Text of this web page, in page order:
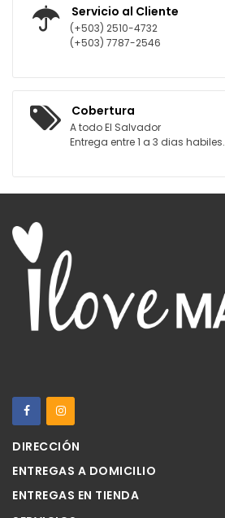
Servicio al Cliente
(+503) 2510-4732
(+503) 7787-2546
Cobertura
A todo El Salvador
Entrega entre 1 a 3 dias habiles.
DIRECCIÓN
ENTREGAS A DOMICILIO
ENTREGAS EN TIENDA